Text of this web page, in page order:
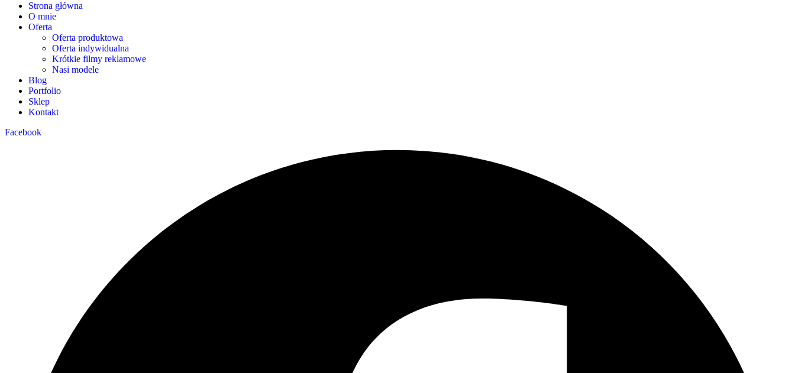
Strona główna
O mnie
Oferta
Oferta produktowa
Oferta indywidualna
Krótkie filmy reklamowe
Nasi modele
Blog
Portfolio
Sklep
Kontakt
Facebook